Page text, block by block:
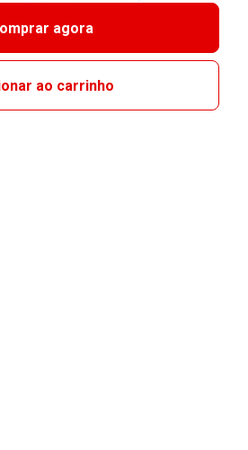
agora
ao carrinho